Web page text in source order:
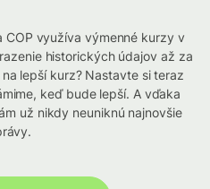
využíva výmenné kurzy v
historických údajov až za
lepší kurz? Nastavte si teraz
keď bude lepší. A vďaka
už nikdy neuniknú najnovšie